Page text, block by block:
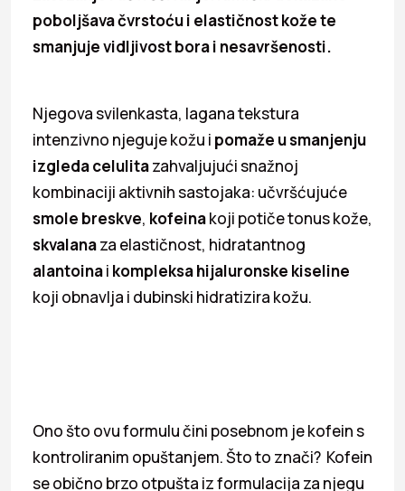
poboljšava čvrstoću i elastičnost kože te
smanjuje vidljivost bora i nesavršenosti.
Njegova svilenkasta, lagana tekstura
intenzivno njeguje kožu i pomaže u smanjenju
izgleda celulitazahvaljujući snažnoj
kombinaciji aktivnih sastojaka: učvršćujuće
smole breskve, kofeinakoji potiče tonus kože,
skvalanaza elastičnost, hidratantnog
alantoinai kompleksa hijaluronske kiseline
koji obnavlja i dubinski hidratizira kožu.
Ono što ovu formulu čini posebnom je kofein s
kontroliranim opuštanjem. Što to znači? Kofein
se obično brzo otpušta iz formulacija za njegu